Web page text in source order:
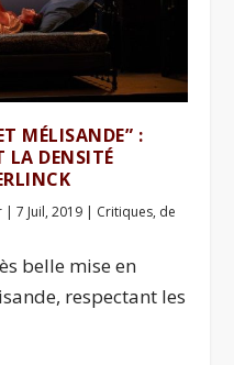
MÉLISANDE” :
LA DENSITÉ
|7 Juil, 2019 | Critiques, de
belle mise en
respectant les